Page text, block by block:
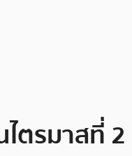
ไตรมาสที่